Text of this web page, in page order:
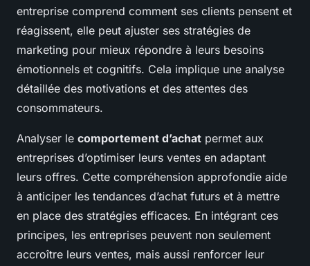
entreprise comprend comment ses clients pensent et
réagissent, elle peut ajuster ses stratégies de
marketing pour mieux répondre à leurs besoins
émotionnels et cognitifs. Cela implique une analyse
détaillée des motivations et des attentes des
consommateurs.
Analyser le comportement d’achat permet aux
entreprises d’optimiser leurs ventes en adaptant
leurs offres. Cette compréhension approfondie aide
à anticiper les tendances d’achat futurs et à mettre
en place des stratégies efficaces. En intégrant ces
principes, les entreprises peuvent non seulement
accroître leurs ventes, mais aussi renforcer leur